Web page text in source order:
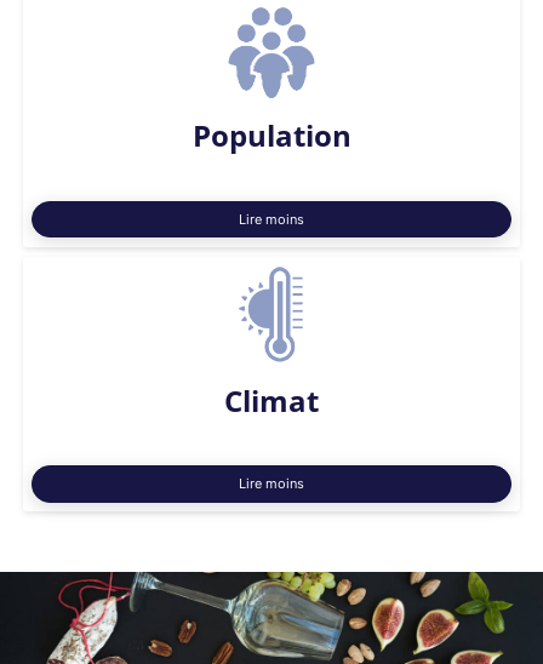
Population
Lire moins
Climat
Lire moins